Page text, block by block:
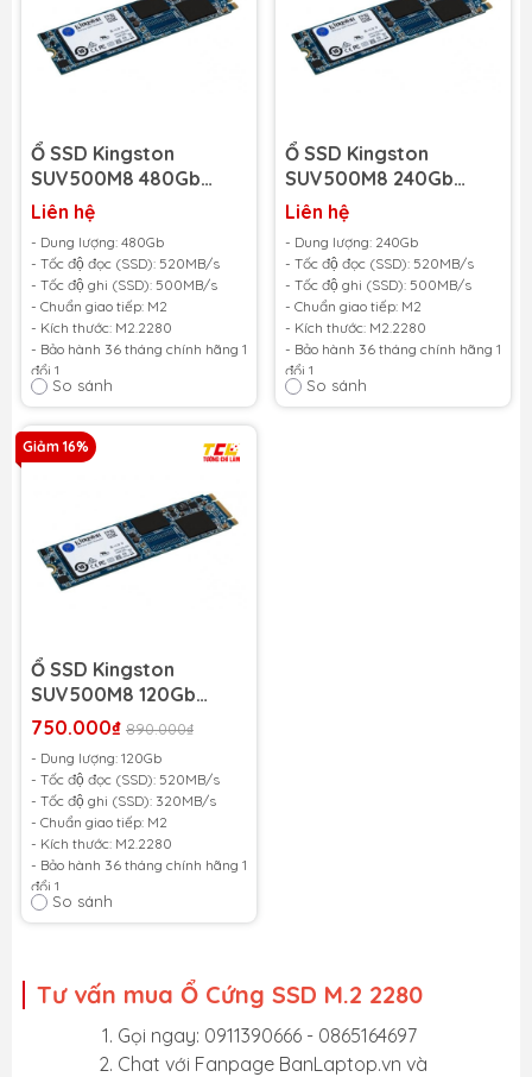
gian bảo hành
Ổ SSD Kingston
SUV500M8 480Gb
M2.2280 3D NAND (đọc:
520MB/s /ghi:
500MB/s)
Liên hệ
- Dung lượng: 480Gb
- Tốc độ đọc (SSD): 520MB/s
- Tốc độ ghi (SSD): 500MB/s
- Chuẩn giao tiếp: M2
- Kích thước: M2.2280
- Bảo hành 36 tháng chính hãng 1
đổi 1
- Giá trên chưa bao gồm lắp và
cài win
So sánh
Ổ SSD Kingston
SUV500M8 240Gb
M2.2280 3D NAND (đọc:
520MB/s /ghi:
500MB/s)
Liên hệ
- Dung lượng: 240Gb
- Tốc độ đọc (SSD): 520MB/s
- Tốc độ ghi (SSD): 500MB/s
- Chuẩn giao tiếp: M2
- Kích thước: M2.2280
- Bảo hành 36 tháng chính hãng 1
đổi 1
- Giá trên chưa bao gồm lắp và
cài win
So sánh
Giảm 16%
Ổ SSD Kingston
SUV500M8 120Gb
M2.2280 3D NAND (đọc:
320MB/s)
750.000₫ 890.000₫
- Dung lượng: 120Gb
- Tốc độ đọc (SSD): 520MB/s
- Tốc độ ghi (SSD): 320MB/s
- Chuẩn giao tiếp: M2
- Kích thước: M2.2280
- Bảo hành 36 tháng chính hãng 1
đổi 1
- Giá trên chưa bao gồm lắp và
cài win
So sánh
Tư vấn mua Ổ Cứng SSD M.2 2280
Gọi ngay: 0911390666 - 0865164697
Chat với Fanpage BanLaptop.vn và